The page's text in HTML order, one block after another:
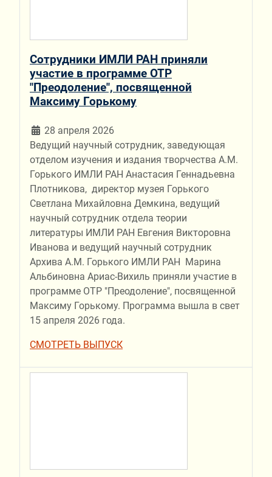
Сотрудники ИМЛИ РАН приняли
участие в программе ОТР
"Преодоление", посвященной
Максиму Горькому
28 апреля 2026
Ведущий научный сотрудник, заведующая
отделом изучения и издания творчества А.М.
Горького ИМЛИ РАН Анастасия Геннадьевна
Плотникова, директор музея Горького
Светлана Михайловна Демкина, ведущий
научный сотрудник отдела теории
литературы ИМЛИ РАН Евгения Викторовна
Иванова и ведущий научный сотрудник
Архива А.М. Горького ИМЛИ РАН Марина
Альбиновна Ариас-Вихиль приняли участие в
программе ОТР "Преодоление", посвященной
Максиму Горькому. Программа вышла в свет
15 апреля 2026 года.
СМОТРЕТЬ ВЫПУСК